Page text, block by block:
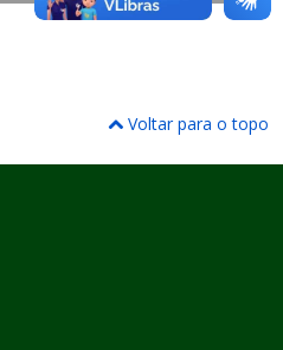
Voltar para o topo